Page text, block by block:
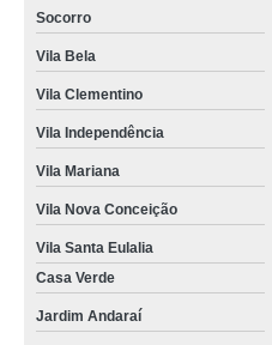
Socorro
Vila Bela
Vila Clementino
Vila Independência
Vila Mariana
Vila Nova Conceição
Vila Santa Eulalia
Casa Verde
Jardim Andaraí